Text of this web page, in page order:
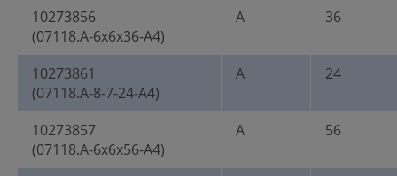
10273856
(07118.A-6x6x36-A4)
A 36
10273861
(07118.A-8-7-24-A4)
A 24
10273857
(07118.A-6x6x56-A4)
A 56